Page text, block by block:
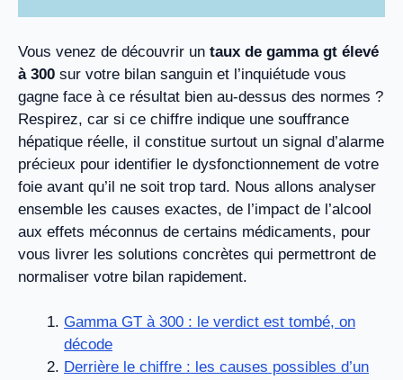
Vous venez de découvrir un taux de gamma gt élevé
à 300 sur votre bilan sanguin et l’inquiétude vous
gagne face à ce résultat bien au-dessus des normes ?
Respirez, car si ce chiffre indique une souffrance
hépatique réelle, il constitue surtout un signal d’alarme
précieux pour identifier le dysfonctionnement de votre
foie avant qu’il ne soit trop tard. Nous allons analyser
ensemble les causes exactes, de l’impact de l’alcool
aux effets méconnus de certains médicaments, pour
vous livrer les solutions concrètes qui permettront de
normaliser votre bilan rapidement.
Gamma GT à 300 : le verdict est tombé, on
décode
Derrière le chiffre : les causes possibles d’un